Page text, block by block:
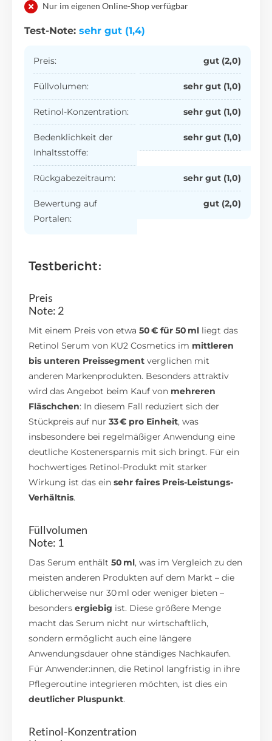
Nur im eigenen Online-Shop verfügbar
Test-Note: sehr gut (1,4)
Preis: gut (2,0)
Füllvolumen: sehr gut (1,0)
Retinol-Konzentration: sehr gut (1,0)
Bedenklichkeit der
Inhaltsstoffe:
sehr gut (1,0)
Rückgabezeitraum: sehr gut (1,0)
Bewertung auf
Portalen:
gut (2,0)
Testbericht:
Preis
Note: 2
Mit einem Preis von etwa50 € für 50 ml liegt das
Retinol Serum von KU2 Cosmetics im mittleren
bis unteren Preissegment verglichen mit
anderen Markenprodukten. Besonders attraktiv
wird das Angebot beim Kauf von mehreren
Fläschchen: In diesem Fall reduziert sich der
Stückpreis auf nur33 € pro Einheit, was
insbesondere bei regelmäßiger Anwendung eine
deutliche Kostenersparnis mit sich bringt. Für ein
hochwertiges Retinol-Produkt mit starker
Wirkung ist das einsehr faires Preis-Leistungs-
Verhältnis.
Füllvolumen
Note: 1
Das Serum enthält50 ml, was im Vergleich zu den
meisten anderen Produkten auf dem Markt – die
üblicherweise nur 30 ml oder weniger bieten –
besondersergiebig ist. Diese größere Menge
macht das Serum nicht nur wirtschaftlich,
sondern ermöglicht auch eine längere
Anwendungsdauer ohne ständiges Nachkaufen.
Für Anwender:innen, die Retinol langfristig in ihre
Pflegeroutine integrieren möchten, ist dies ein
deutlicher Pluspunkt.
Retinol-Konzentration